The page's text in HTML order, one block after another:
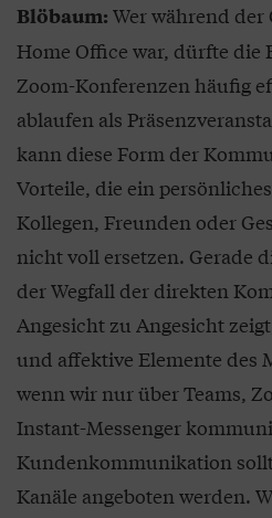
Blöbaum: Wer während
Home Office war, dürfte die
Zoom-Konferenzen häufig
ablaufen als
kann diese Form der
Vorteile, die ein
Kollegen, Freunden oder
nicht voll ersetzen. Gerade
der Wegfall der direkten
Angesicht zu Angesicht
und affektive Elemente des
wenn wir nur über Teams,
Instant-Messenger
Kundenkommunikation
Kanäle angeboten werden.